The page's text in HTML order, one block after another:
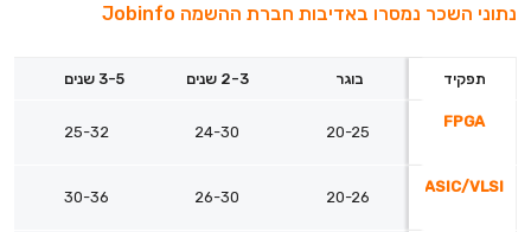
נתוני השכר נמסרו באדיבות חברת ההשמה Jobinfo
תפקיד בוגר 2-3 שנים 3-5 שנים
FPGA
20-25
24-30
25-32
ASIC/VLSI
20-26
26-30
30-36